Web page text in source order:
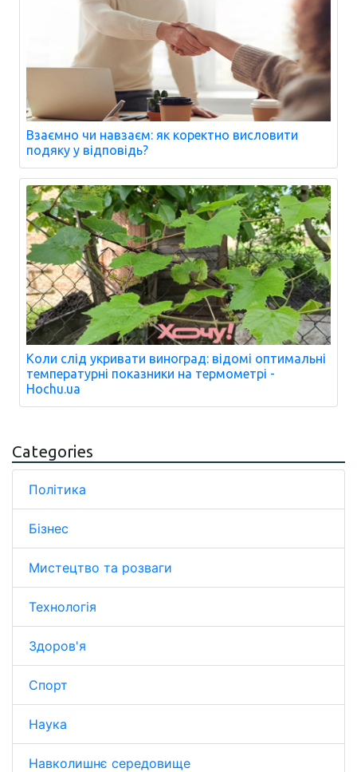
Взаємно чи навзаєм: як коректно висловити
подяку у відповідь?
Коли слід укривати виноград: відомі оптимальні
температурні показники на термометрі -
Hochu.ua
Categories
Політика
Бізнес
Мистецтво та розваги
Технологія
Здоров'я
Спорт
Наука
Навколишнє середовище